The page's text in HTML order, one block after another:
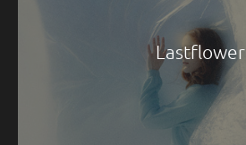
Lastflower